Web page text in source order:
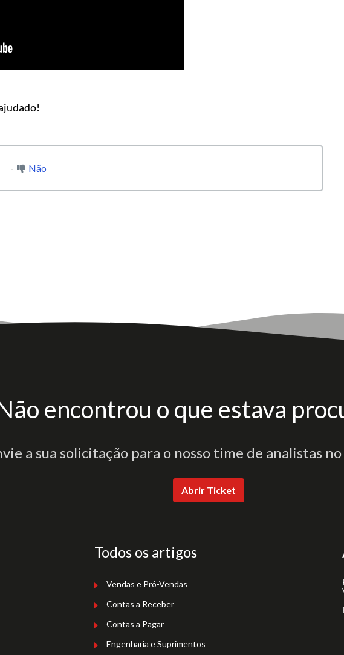
Não
encontrou o que estava
a sua solicitação para o nosso time de analistas
Abrir Ticket
Todos os artigos
Vendas e Pró-Vendas
Contas a Receber
Contas a Pagar
Engenharia e Suprimentos